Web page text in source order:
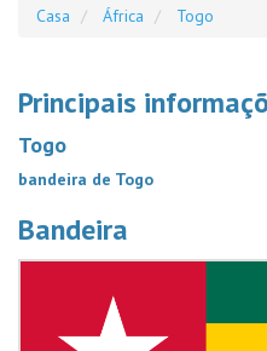
Casa África Togo
Principais
Togo
bandeira de Togo
Bandeira